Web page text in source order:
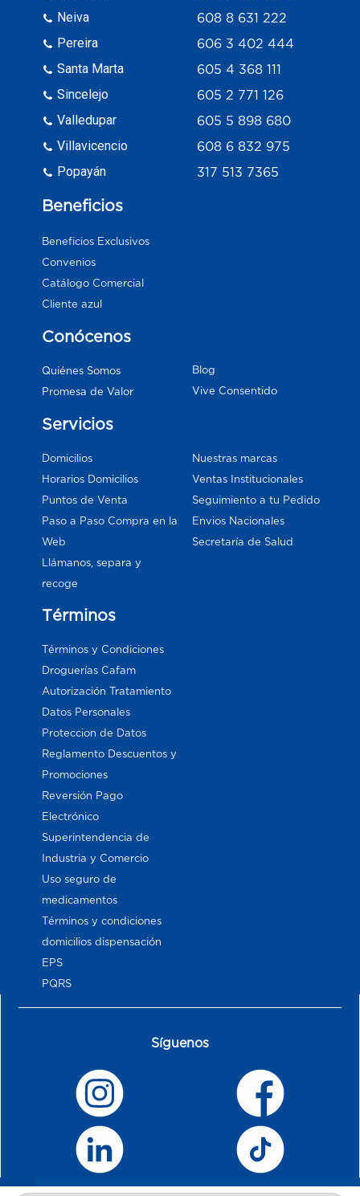
Neiva
Pereira
Santa Marta
Sincelejo
Valledupar
Villavicencio
Popayán
608 8 631 222
606 3 402 444
605 4 368 111
605 2 771 126
605 5 898 680
608 6 832 975
317 513 7365
Beneficios
Beneficios Exclusivos
Convenios
Catálogo Comercial
Cliente azul
Conócenos
Quiénes Somos
Promesa de Valor
Blog
Vive Consentido
Servicios
Domicilios
Horarios Domicilios
Puntos de Venta
Paso a Paso Compra en la
Web
Llámanos, separa y
recoge
Nuestras marcas
Ventas Institucionales
Seguimiento a tu Pedido
Envios Nacionales
Secretaría de Salud
Términos
Términos y Condiciones
Droguerías Cafam
Autorización Tratamiento
Datos Personales
Proteccion de Datos
Reglamento Descuentos y
Promociones
Reversión Pago
Electrónico
Superintendencia de
Industria y Comercio
Uso seguro de
medicamentos
Términos y condiciones
domicilios dispensación
EPS
PQRS
Síguenos